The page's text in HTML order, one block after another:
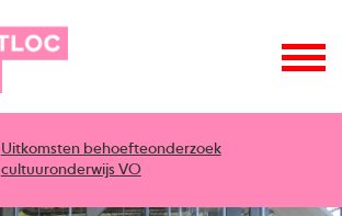
Uitkomsten behoefteonderzoek
cultuuronderwijs VO